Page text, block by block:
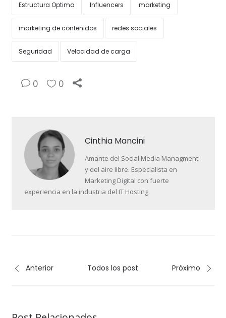
Estructura Optima Influencers marketing
marketing de contenidos redes sociales
Seguridad Velocidad de carga
0 0
Cinthia Mancini
Amante del Social Media Managment
y del aire libre. Especialista en
Marketing Digital con fuerte
experiencia en la industria del IT Hosting.
Anterior Todos los post Próximo